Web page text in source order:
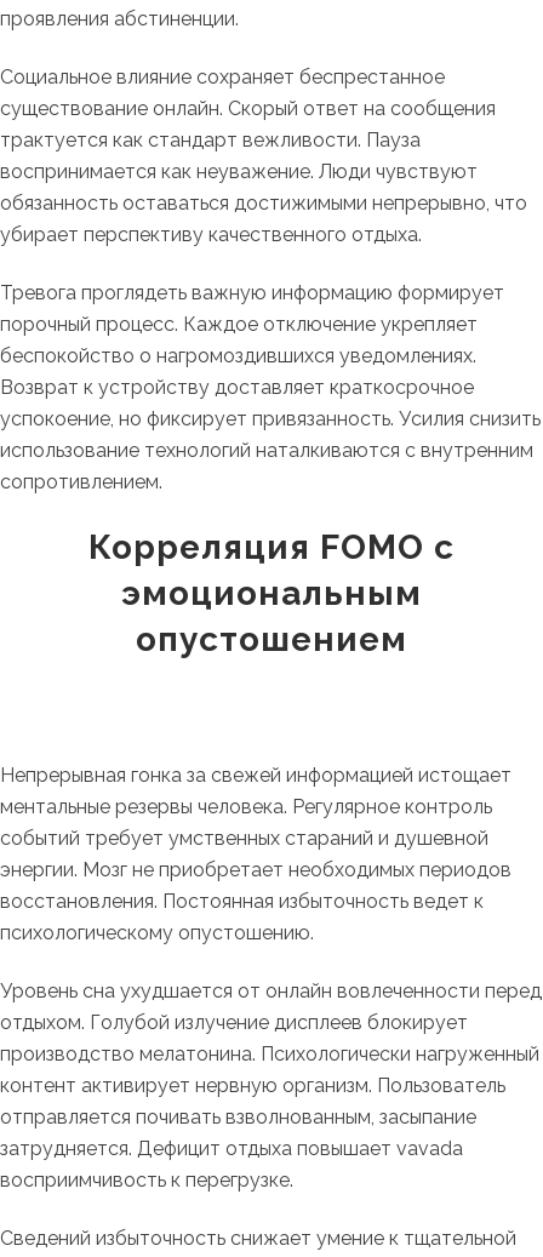
проявления абстиненции.
Социальное влияние сохраняет беспрестанное
существование онлайн. Скорый ответ на сообщения
трактуется как стандарт вежливости. Пауза
воспринимается как неуважение. Люди чувствуют
обязанность оставаться достижимыми непрерывно, что
убирает перспективу качественного отдыха.
Тревога проглядеть важную информацию формирует
порочный процесс. Каждое отключение укрепляет
беспокойство о нагромоздившихся уведомлениях.
Возврат к устройству доставляет краткосрочное
успокоение, но фиксирует привязанность. Усилия снизить
использование технологий наталкиваются с внутренним
сопротивлением.
Корреляция FOMO с
эмоциональным
опустошением
Непрерывная гонка за свежей информацией истощает
ментальные резервы человека. Регулярное контроль
событий требует умственных стараний и душевной
энергии. Мозг не приобретает необходимых периодов
восстановления. Постоянная избыточность ведет к
психологическому опустошению.
Уровень сна ухудшается от онлайн вовлеченности перед
отдыхом. Голубой излучение дисплеев блокирует
производство мелатонина. Психологически нагруженный
контент активирует нервную организм. Пользователь
отправляется почивать взволнованным, засыпание
затрудняется. Дефицит отдыха повышает vavada
восприимчивость к перегрузке.
Сведений избыточность снижает умение к тщательной